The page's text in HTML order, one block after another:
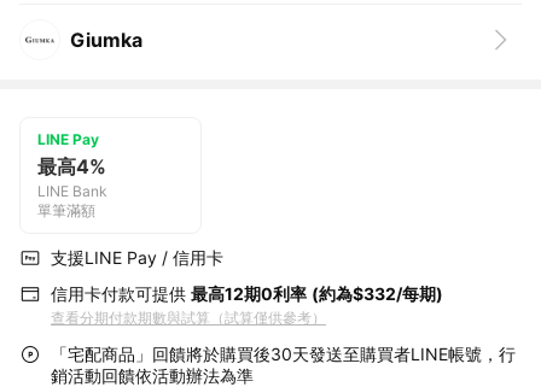
Giumka
LINE Pay
最高4%
LINE Bank
單筆滿額
支援LINE Pay / 信用卡
信用卡付款可提供 最高12期0利率 (約為$332/每期)
查看分期付款期數與試算（試算僅供參考）
「宅配商品」回饋將於購買後30天發送至購買者LINE帳號，行
銷活動回饋依活動辦法為準